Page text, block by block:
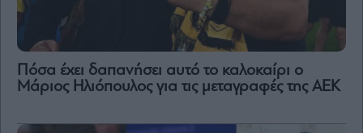
Πόσα έχει δαπανήσει αυτό το καλοκαίρι ο
Μάριος Ηλιόπουλος για τις μεταγραφές της ΑΕΚ